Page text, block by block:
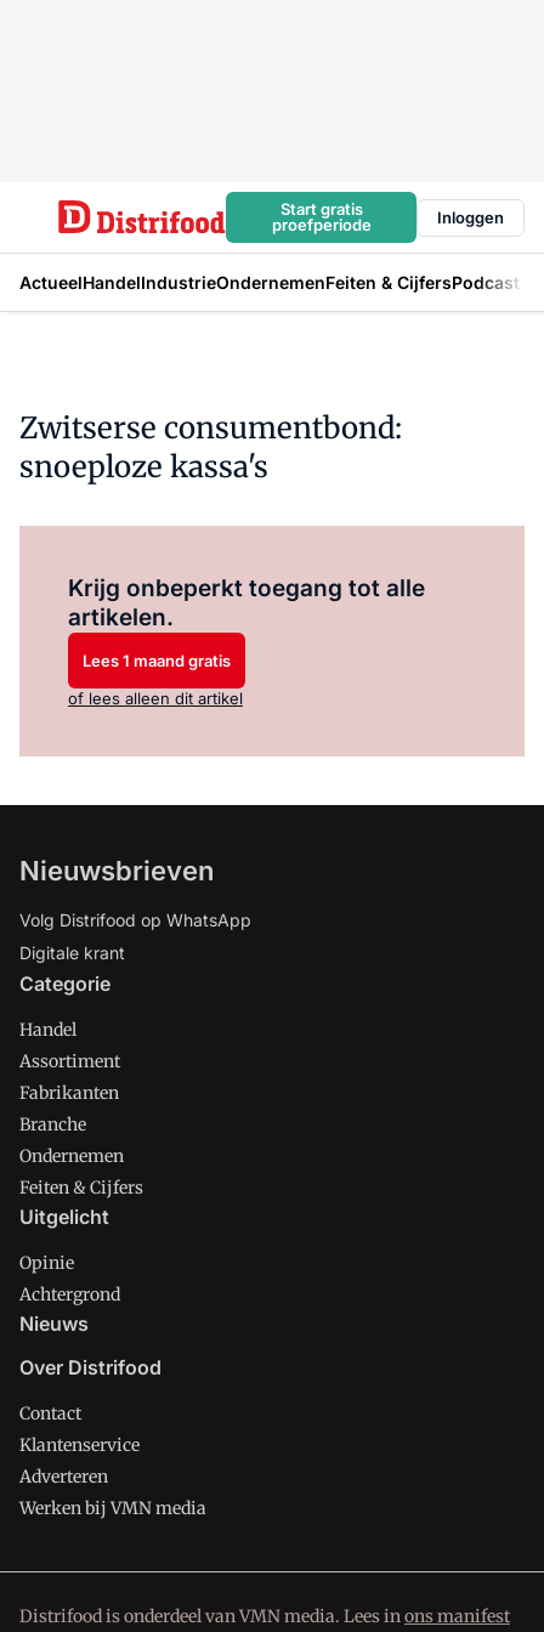
Start gratis
proefperiode
Inloggen
ActueelHandelIndustrieOndernemenFeiten & CijfersPodcast
Zwitserse consumentbond:
snoeploze kassa's
Krijg onbeperkt toegang tot alle
artikelen.
Lees 1 maand gratis
of lees alleen dit artikel
Nieuwsbrieven
Volg Distrifood op WhatsApp
Digitale krant
Categorie
Handel
Assortiment
Fabrikanten
Branche
Ondernemen
Feiten & Cijfers
Uitgelicht
Opinie
Achtergrond
Nieuws
Over Distrifood
Contact
Klantenservice
Adverteren
Werken bij VMN media
Distrifood is onderdeel van VMN media. Lees inons manifest